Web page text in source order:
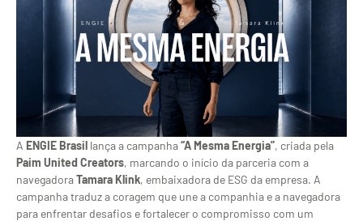
A ENGIE Brasil lança a campanha“A Mesma Energia”, criada pela
Paim United Creators, marcando o início da parceria com a
navegadoraTamara Klink, embaixadora de ESG da empresa. A
campanha traduz a coragem que une a companhia e a navegadora
para enfrentar desafios e fortalecer o compromisso com um